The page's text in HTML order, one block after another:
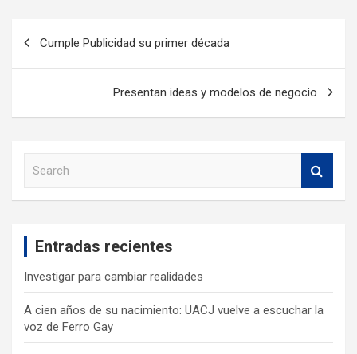
Cumple Publicidad su primer década
Presentan ideas y modelos de negocio
Entradas recientes
Investigar para cambiar realidades
A cien años de su nacimiento: UACJ vuelve a escuchar la
voz de Ferro Gay